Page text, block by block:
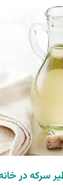
سرکه در